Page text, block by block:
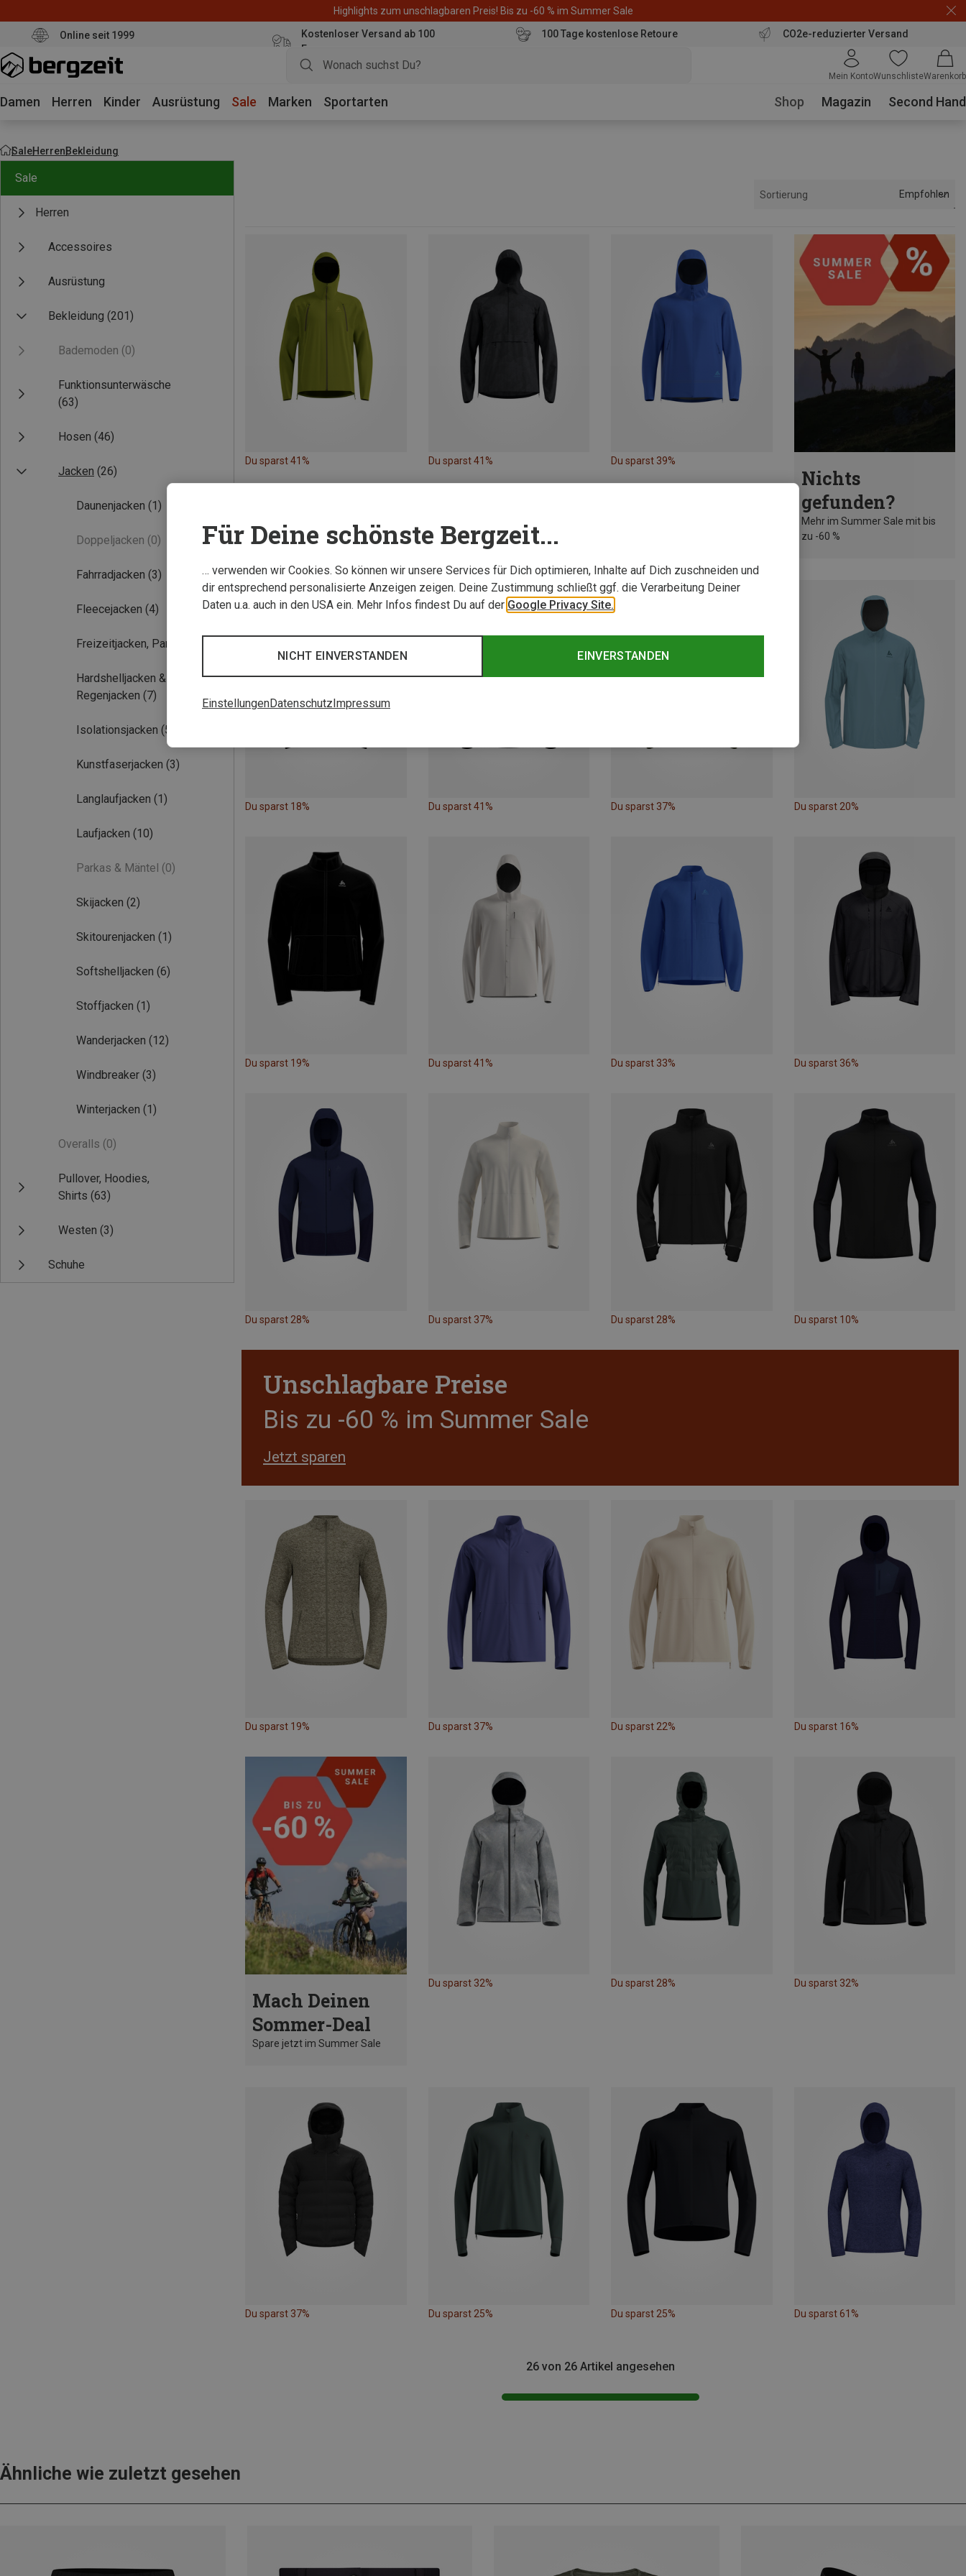
Highlights zum unschlagbaren Preis! Bis zu -60 % im Summer Sale
Online seit 1999
Kostenloser Versand ab 100
Euro
100 Tage kostenlose Retoure CO2e-reduzierter Versand
Mein KontoWunschlisteWarenkorb
Damen Herren Kinder Ausrüstung Sale Marken Sportarten Shop Magazin Second Hand
SaleHerrenBekleidung
Sale
Herren
Accessoires
Ausrüstung
Bekleidung (201)
Bademoden (0)
Funktionsunterwäsche
(63)
Hosen (46)
Jacken (26)
Daunenjacken (1)
Doppeljacken (0)
Fahrradjacken (3)
Fleecejacken (4)
Freizeitjacken, Parkas
Hardshelljacken &
Regenjacken (7)
Isolationsjacken (5)
Kunstfaserjacken (3)
Langlaufjacken (1)
Laufjacken (10)
Parkas & Mäntel (0)
Skijacken (2)
Skitourenjacken (1)
Softshelljacken (6)
Stoffjacken (1)
Wanderjacken (12)
Windbreaker (3)
Winterjacken (1)
Overalls (0)
Pullover, Hoodies,
Shirts (63)
Westen (3)
Schuhe
Sortierung Empfohlen
Du sparst 41% Du sparst 41% Du sparst 39%
Nichts
gefunden?
Mehr im Summer Sale mit bis
zu -60 %
Du sparst 18% Du sparst 41% Du sparst 37% Du sparst 20%
Du sparst 19% Du sparst 41% Du sparst 33% Du sparst 36%
Du sparst 28% Du sparst 37% Du sparst 28% Du sparst 10%
Unschlagbare Preise
Bis zu -60 % im Summer Sale
Jetzt sparen
Du sparst 19% Du sparst 37% Du sparst 22% Du sparst 16%
Mach Deinen
Sommer-Deal
Spare jetzt im Summer Sale
Du sparst 32% Du sparst 28% Du sparst 32%
Du sparst 37% Du sparst 25% Du sparst 25% Du sparst 61%
26 von 26 Artikel angesehen
Ähnliche wie zuletzt gesehen
Für Deine schönste Bergzeit...
… verwenden wir Cookies. So können wir unsere Services für Dich optimieren, Inhalte auf Dich zuschneiden und
dir entsprechend personalisierte Anzeigen zeigen. Deine Zustimmung schließt ggf. die Verarbeitung Deiner
Daten u.a. auch in den USA ein. Mehr Infos findest Du auf der Google Privacy Site.
EINVERSTANDEN
NICHT EINVERSTANDEN
EinstellungenDatenschutzImpressum